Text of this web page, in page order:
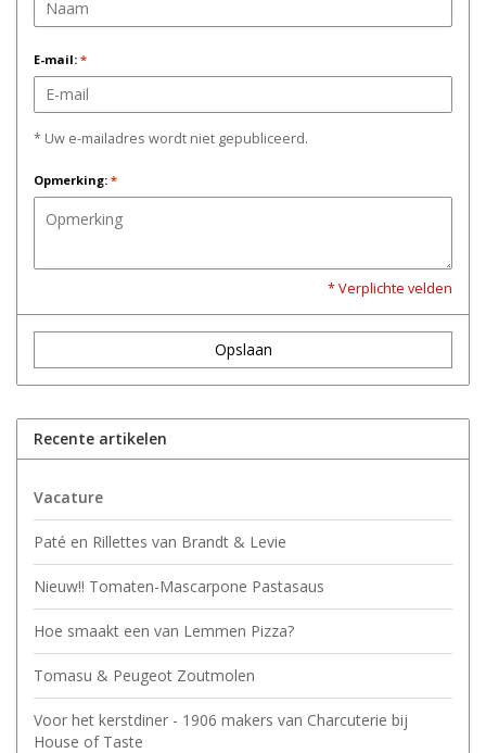
E-mail: *
* Uw e-mailadres wordt niet gepubliceerd.
Opmerking: *
* Verplichte velden
Opslaan
Recente artikelen
Vacature
Paté en Rillettes van Brandt & Levie
Nieuw!! Tomaten-Mascarpone Pastasaus
Hoe smaakt een van Lemmen Pizza?
Tomasu & Peugeot Zoutmolen
Voor het kerstdiner - 1906 makers van Charcuterie bij
House of Taste